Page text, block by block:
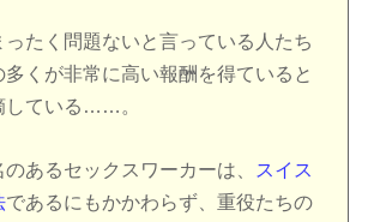
ったく問題ないと言っている人たち
くが非常に高い報酬を得ていると
している……。
あるセックスワーカーは、
スイス
であるにもかかわらず、重役たちの